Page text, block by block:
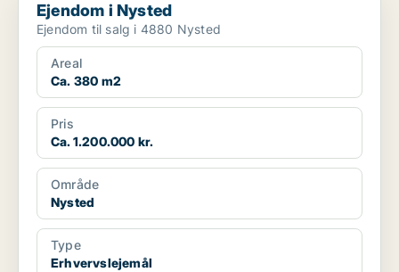
Ejendom i Nysted
Ejendom til salg i 4880 Nysted
Areal
Ca. 380 m2
Pris
Ca. 1.200.000 kr.
Område
Nysted
Type
Erhvervslejemål